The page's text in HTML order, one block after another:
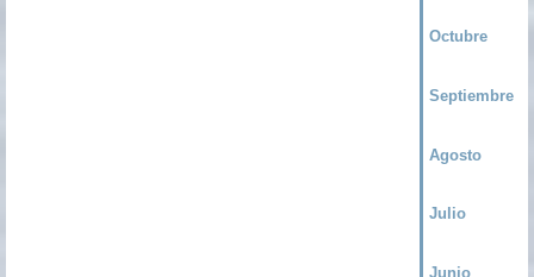
Octubre
Septiembre
Agosto
Julio
Junio